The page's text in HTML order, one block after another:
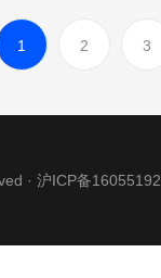
1 2 3
· 沪ICP备